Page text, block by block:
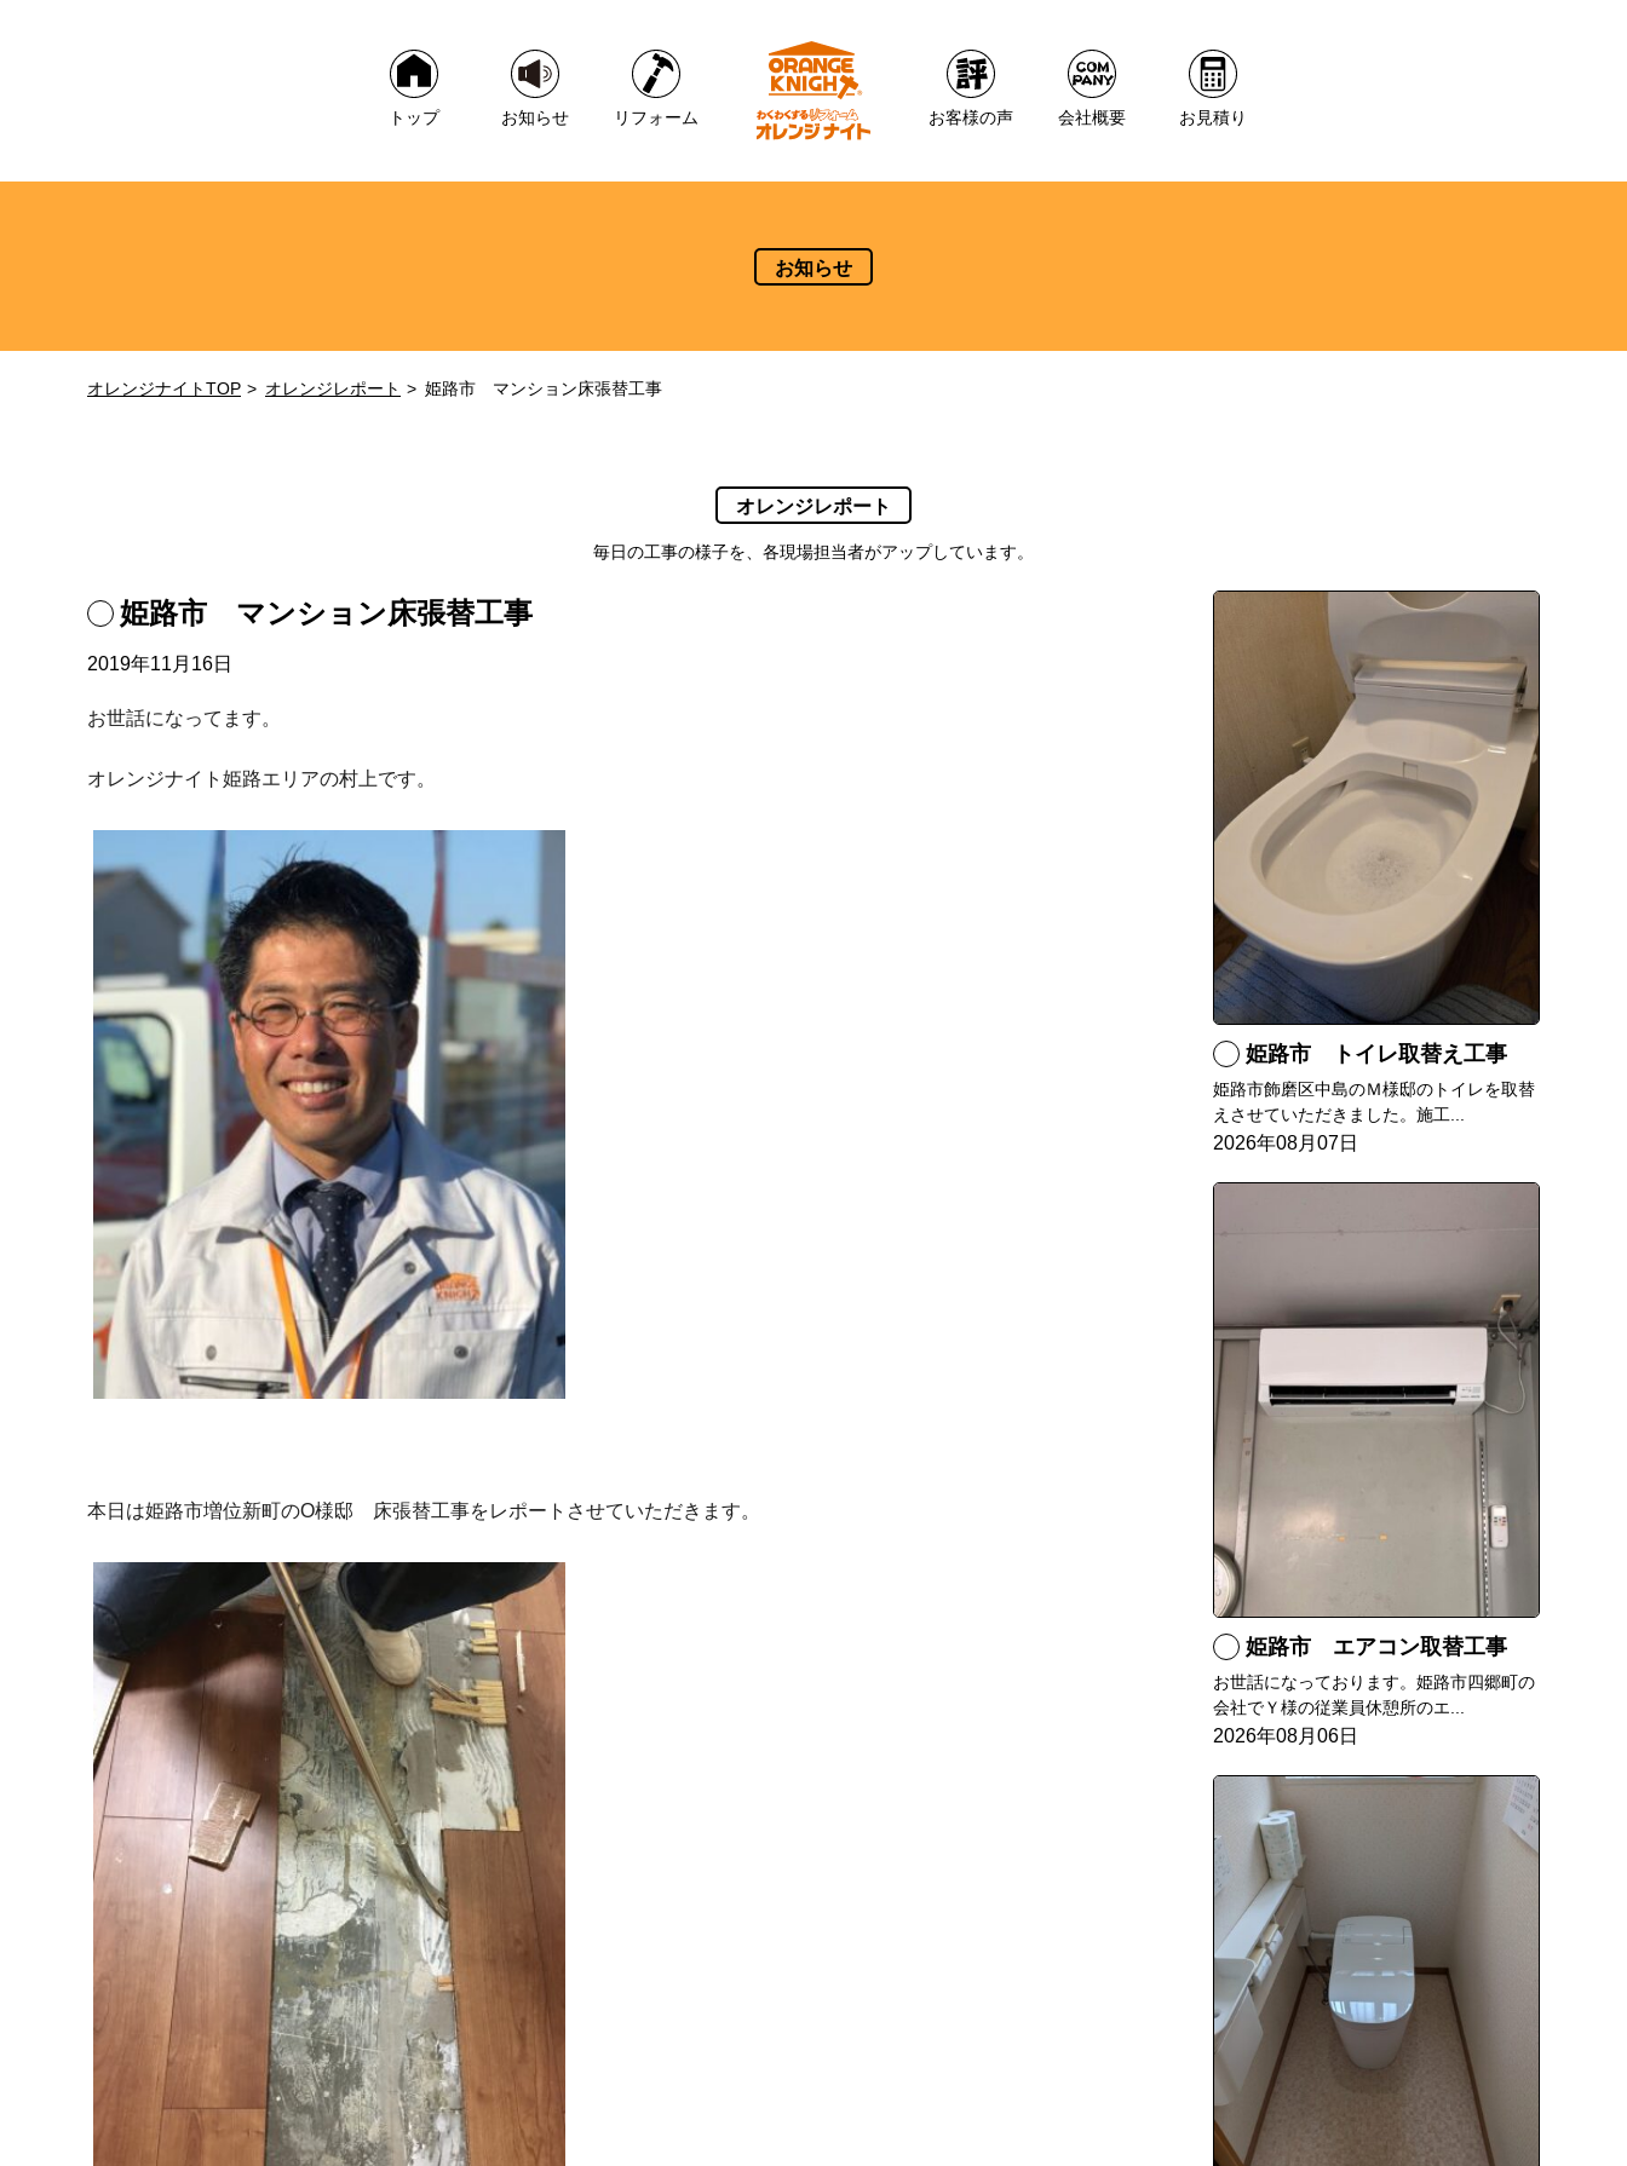
トップ お知らせ リフォーム お客様の声 会社概要 お見積り
お知らせ
オレンジナイトTOP オレンジレポート 姫路市 マンション床張替工事
オレンジレポート
毎日の工事の様子を、各現場担当者がアップしています。
姫路市 マンション床張替工事
2019年11月16日
お世話になってます。
オレンジナイト姫路エリアの村上です。
本日は姫路市増位新町のO様邸 床張替工事をレポートさせていただきます。
姫路市 トイレ取替え工事
姫路市飾磨区中島のＭ様邸のトイレを取替
えさせていただきました。施工...
2026年08月07日
姫路市 エアコン取替工事
お世話になっております。姫路市四郷町の
会社でＹ様の従業員休憩所のエ...
2026年08月06日